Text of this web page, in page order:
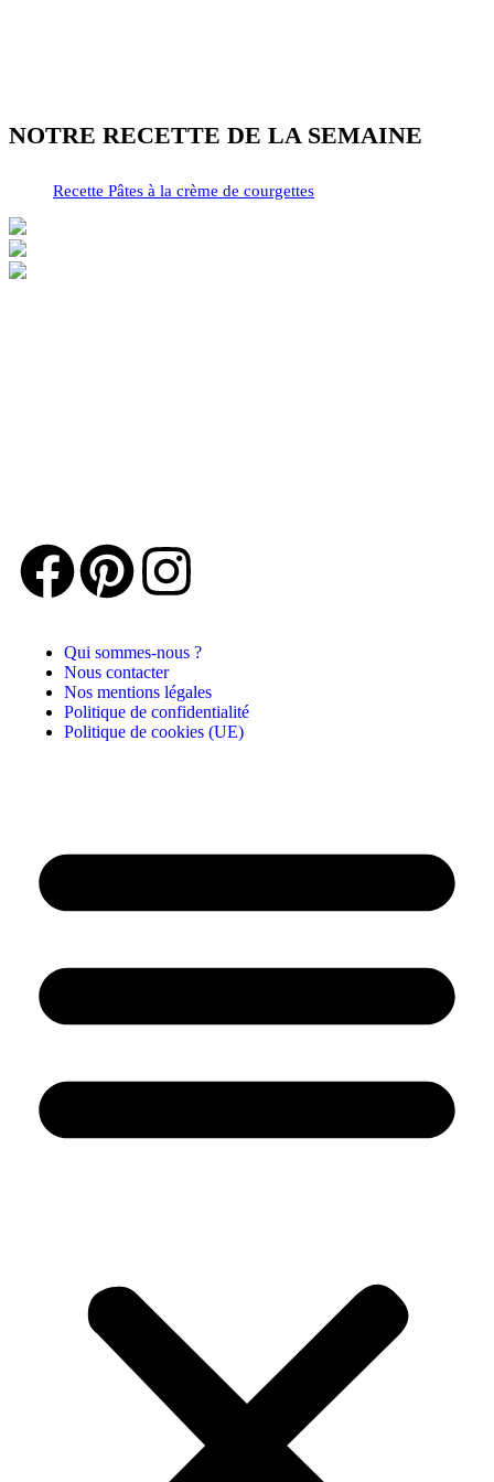
NOTRE RECETTE DE LA SEMAINE
Recette Pâtes à la crème de courgettes
Qui sommes-nous ?
Nous contacter
Nos mentions légales
Politique de confidentialité
Politique de cookies (UE)